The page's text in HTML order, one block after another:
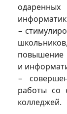
−
повышение
и
−
работы со
колледжей.